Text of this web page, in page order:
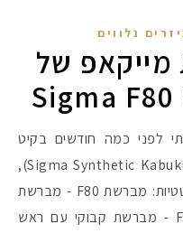
נלווים
של
מברשות סינטטיות של סיגמא (Sigma Synthetic Kabuki Kit),
שהכיל בזמנו 3 מברשות קבוקי סינטטיות: מברשת F80 - מברשת
קבוקי עם ראש שטוח. מברשת F82 - מברשת קבוקי עם ראש